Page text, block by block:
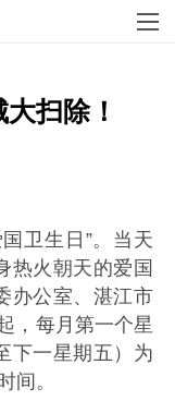
扫除！
卫生日”。当天
热火朝天的爱国
办公室、湛江市
，每月第一个星
下一星期五）为
间。